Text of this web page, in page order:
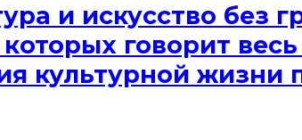
и искусство
говорит
культурной жизни